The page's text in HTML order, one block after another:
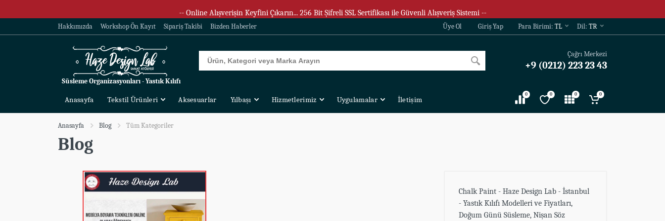
-- Online Alışverişin Keyfini Çıkarın... 256 Bit Şifreli SSL Sertifikası ile Güvenli Alışveriş Sistemi --
Hakkımızda Workshop Ön Kayıt Sipariş Takibi Bizden Haberler Üye Ol Giriş Yap Para Birimi: TL Dil: TR
Süsleme Organizasyonları - Yastık Kılıfı
Çağrı Merkezi
+9 (0212) 223 23 43
Anasayfa Tekstil Ürünleri Aksesuarlar Yılbaşı Hizmetlerimiz Uygulamalar İletişim
0 0 0 0
Anasayfa Blog Tüm Kategoriler
Blog
Chalk Paint - Haze Design Lab - İstanbul
- Yastık Kılıfı Modelleri ve Fiyatları,
Doğum Günü Süsleme, Nişan Söz